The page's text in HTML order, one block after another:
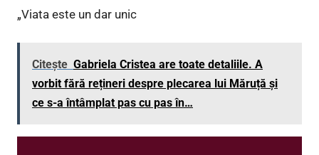
„Viata este un dar unic
Citește Gabriela Cristea are toate detaliile. A
vorbit fără rețineri despre plecarea lui Măruță și
ce s-a întâmplat pas cu pas în…